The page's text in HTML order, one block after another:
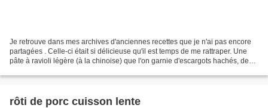
Je retrouve dans mes archives d'anciennes recettes que je n'ai pas encore
partagées . Celle-ci était si délicieuse qu'il est temps de me rattraper. Une
pâte à ravioli légère (à la chinoise) que l'on garnie d'escargots hachés, de
rôti de porc cuisson lente